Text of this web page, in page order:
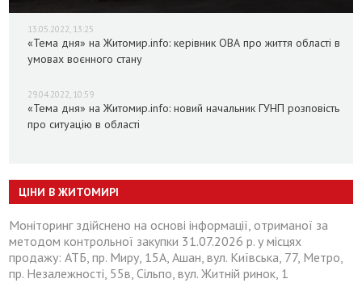
13.05.2022, 13:25
«Тема дня» на Житомир.info: керівник ОВА про життя області в
умовах воєнного стану
29.04.2022, 10:59
«Тема дня» на Житомир.info: новий начальник ГУНП розповість
про ситуацію в області
ЦІНИ В ЖИТОМИРІ
Моніторинг здійснено на основі інформації, отриманої за
методом контрольної закупки 31.07.2026 р. у місцях
продажу: АТБ, пр. Миру, 15А, Ашан, вул. Київська, 77, Метро,
пр. Незалежності, 55в, Сільпо, вул. Житній ринок, 1